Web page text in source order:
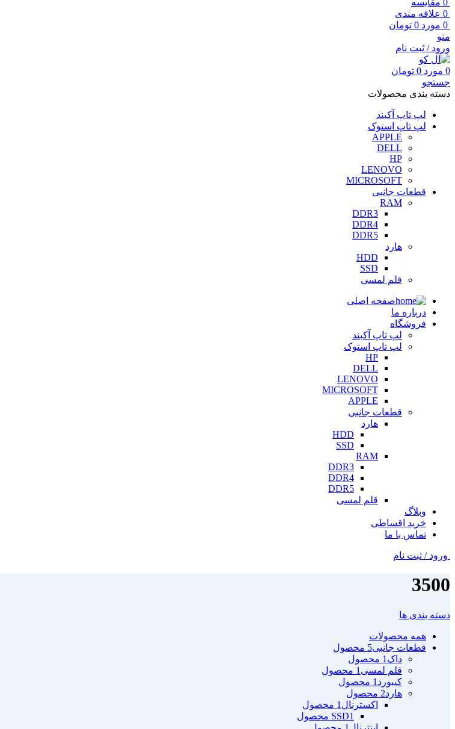
0 مقايسه
0 علاقه مندی
0 مورد 0 تومان
منو
ورود / ثبت نام
0 مورد 0 تومان
جستجو
دسته بندی محصولات
لپ تاپ آکبند
لپ تاپ استوک
APPLE
DELL
HP
LENOVO
MICROSOFT
قطعات جانبی
RAM
DDR3
DDR4
DDR5
هارد
HDD
SSD
قلم لمسی
صفحه اصلی
درباره ما
فروشگاه
لپ تاپ آکبند
لپ تاپ استوک
HP
DELL
LENOVO
MICROSOFT
APPLE
قطعات جانبی
هارد
HDD
SSD
RAM
DDR3
DDR4
DDR5
قلم لمسی
وبلاگ
خرید اقساطی
تماس با ما
ورود / ثبت نام
3500
دسته بندی ها
همه محصولات
قطعات جانبی5 محصول
داک 1 محصول
قلم لمسی 1 محصول
کیبورد 1 محصول
هارد2 محصول
اکسترنال 1 محصول
SSD1 محصول